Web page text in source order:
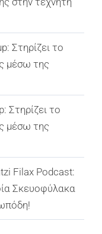
Στηρίζει το
μέσω της
Στηρίζει το
μέσω της
Filax Podcast:
Σκευοφύλακα